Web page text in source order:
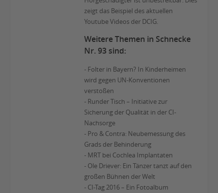
zeigt das Beispiel des aktuellen
Youtube Videos der DCIG.
Weitere Themen in Schnecke
Nr. 93 sind:
- Folter in Bayern? In Kinderheimen
wird gegen UN-Konventionen
verstoßen
- Runder Tisch – Initiative zur
Sicherung der Qualität in der CI-
Nachsorge
- Pro & Contra: Neubemessung des
Grads der Behinderung
- MRT bei Cochlea Implantaten
- Ole Driever: Ein Tänzer tanzt auf den
großen Bühnen der Welt
- CI-Tag 2016 – Ein Fotoalbum